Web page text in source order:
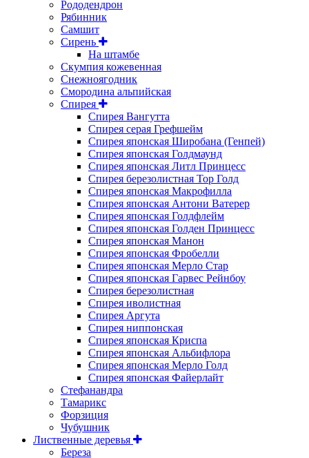
Рододендрон
Рябинник
Самшит
Сирень
На штамбе
Скумпия кожевенная
Снежноягодник
Смородина альпийская
Спирея
Спирея Вангутта
Спирея серая Грефшейм
Спирея японская Широбана (Генпей)
Спирея японская Голдмаунд
Спирея японская Литл Принцесс
Спирея березолистная Тор Голд
Спирея японская Макрофилла
Спирея японская Антони Ватерер
Спирея японская Голдфлейм
Спирея японская Голден Принцесс
Спирея японская Манон
Спирея японская Фробелли
Спирея японская Мерло Стар
Спирея японская Гарвес Рейнбоу
Спирея березолистная
Спирея иволистная
Спирея Аргута
Спирея ниппонская
Спирея японская Криспа
Спирея японская Альбифлора
Спирея японская Мерло Голд
Спирея японская Файерлайт
Стефанандра
Тамарикс
Форзиция
Чубушник
Лиственные деревья
Береза